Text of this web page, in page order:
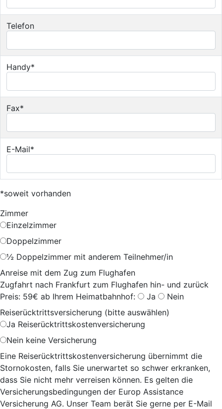
Telefon
Handy*
Fax*
E-Mail*
*soweit vorhanden
Zimmer
Einzelzimmer
Doppelzimmer
½ Doppelzimmer mit anderem Teilnehmer/in
Anreise mit dem Zug zum Flughafen
Zugfahrt nach Frankfurt zum Flughafen hin- und zurück
Preis: 59€ ab Ihrem Heimatbahnhof:
Ja
Nein
Reiserücktrittsversicherung (bitte auswählen)
Ja Reiserücktrittskostenversicherung
Nein keine Versicherung
Eine Reiserücktrittskostenversicherung übernimmt die
Stornokosten, falls Sie unerwartet so schwer erkranken,
dass Sie nicht mehr verreisen können. Es gelten die
Versicherungsbedingungen der Europ Assistance
Versicherung AG. Unser Team berät Sie gerne per E-Mail